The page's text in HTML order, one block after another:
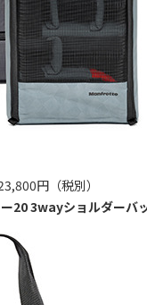
円（税別）
20 3wayショルダーバ